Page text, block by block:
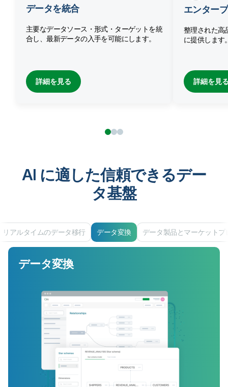
データを統合
主要なデータソース・形式・ターゲットを統
合し、最新データの入手を可能にします。
詳細を見る
エンター
整理された高
に提供します
詳細を見
AI に適した信頼できるデー
タ基盤
リアルタイムのデータ移行 データ変換 データ製品とマーケットプ
データ変換